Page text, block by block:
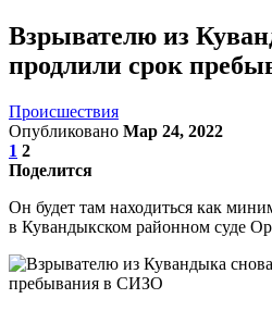
Взрывателю из
продлили срок
Происшествия
Опубликовано Мар 24, 2022
1 2
Поделится
Он будет там находиться как
в Кувандыкском районном суде